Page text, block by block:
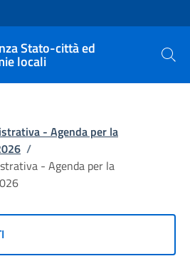
Stato-città ed
locali Cerca
- Agenda per la
/
- Agenda per la